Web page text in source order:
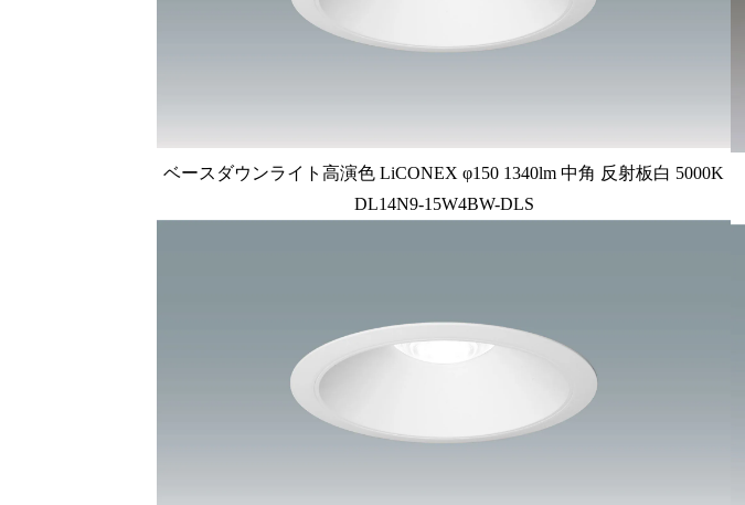
ベースダウンライト高演色 LiCONEX φ150 1340lm 中角 反射板白 5000K
DL14N9-15W4BW-DLS